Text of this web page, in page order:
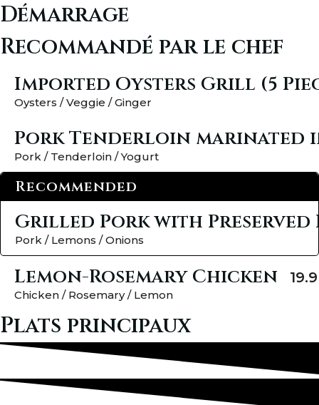
Démarrage
Recommandé par le chef
Imported Oysters Grill (5
Oysters / Veggie / Ginger
Pork Tenderloin marinated
Pork / Tenderloin / Yogurt
Recommended
Grilled Pork with Preserved
Pork / Lemons / Onions
Lemon-Rosemary Chicken 19.9
Chicken / Rosemary / Lemon
Plats principaux